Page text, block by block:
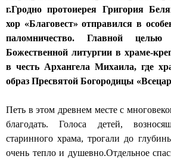
н
ы
й
с
б
о
г.Гродно протоиерея Григория
хор «Благовест» отправился в
паломничество. Главной
Божественной литургии в храме-
в честь Архангела Михаила, где
образ Пресвятой Богородицы
Петь в этом древнем месте с
благодать. Голоса детей,
старинного храма, трогали до
очень тепло и душевно.Отдельное